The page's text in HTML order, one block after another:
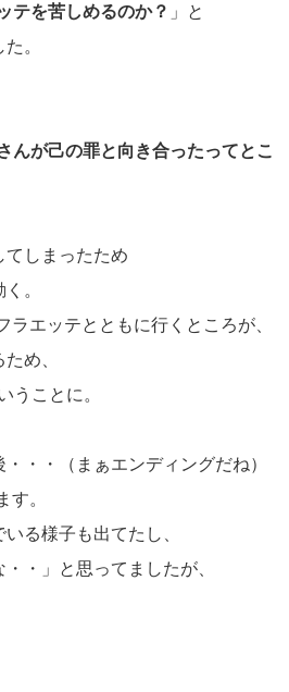
テを苦しめるのか？ 」と
。
んが己の罪と向き合ったってとこ
てしまったため
。
ラエッテとともに行くところが、
め、
うことに。
・・（まぁエンディングだね）
す。
る様子も出てたし、
・」と思ってましたが、